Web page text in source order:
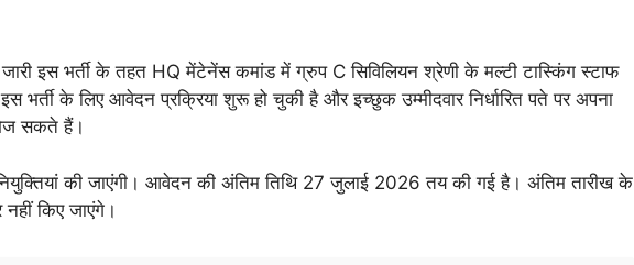
इस भर्ती के तहत HQ मेंटेनेंस कमांड में ग्रुप C सिविलियन श्रेणी के मल्टी टास्किंग स्टाफ
भर्ती के लिए आवेदन प्रक्रिया शुरू हो चुकी है और इच्छुक उम्मीदवार निर्धारित पते पर अपना
सकते हैं।
की जाएंगी। आवेदन की अंतिम तिथि 27 जुलाई 2026 तय की गई है। अंतिम तारीख के
किए जाएंगे।